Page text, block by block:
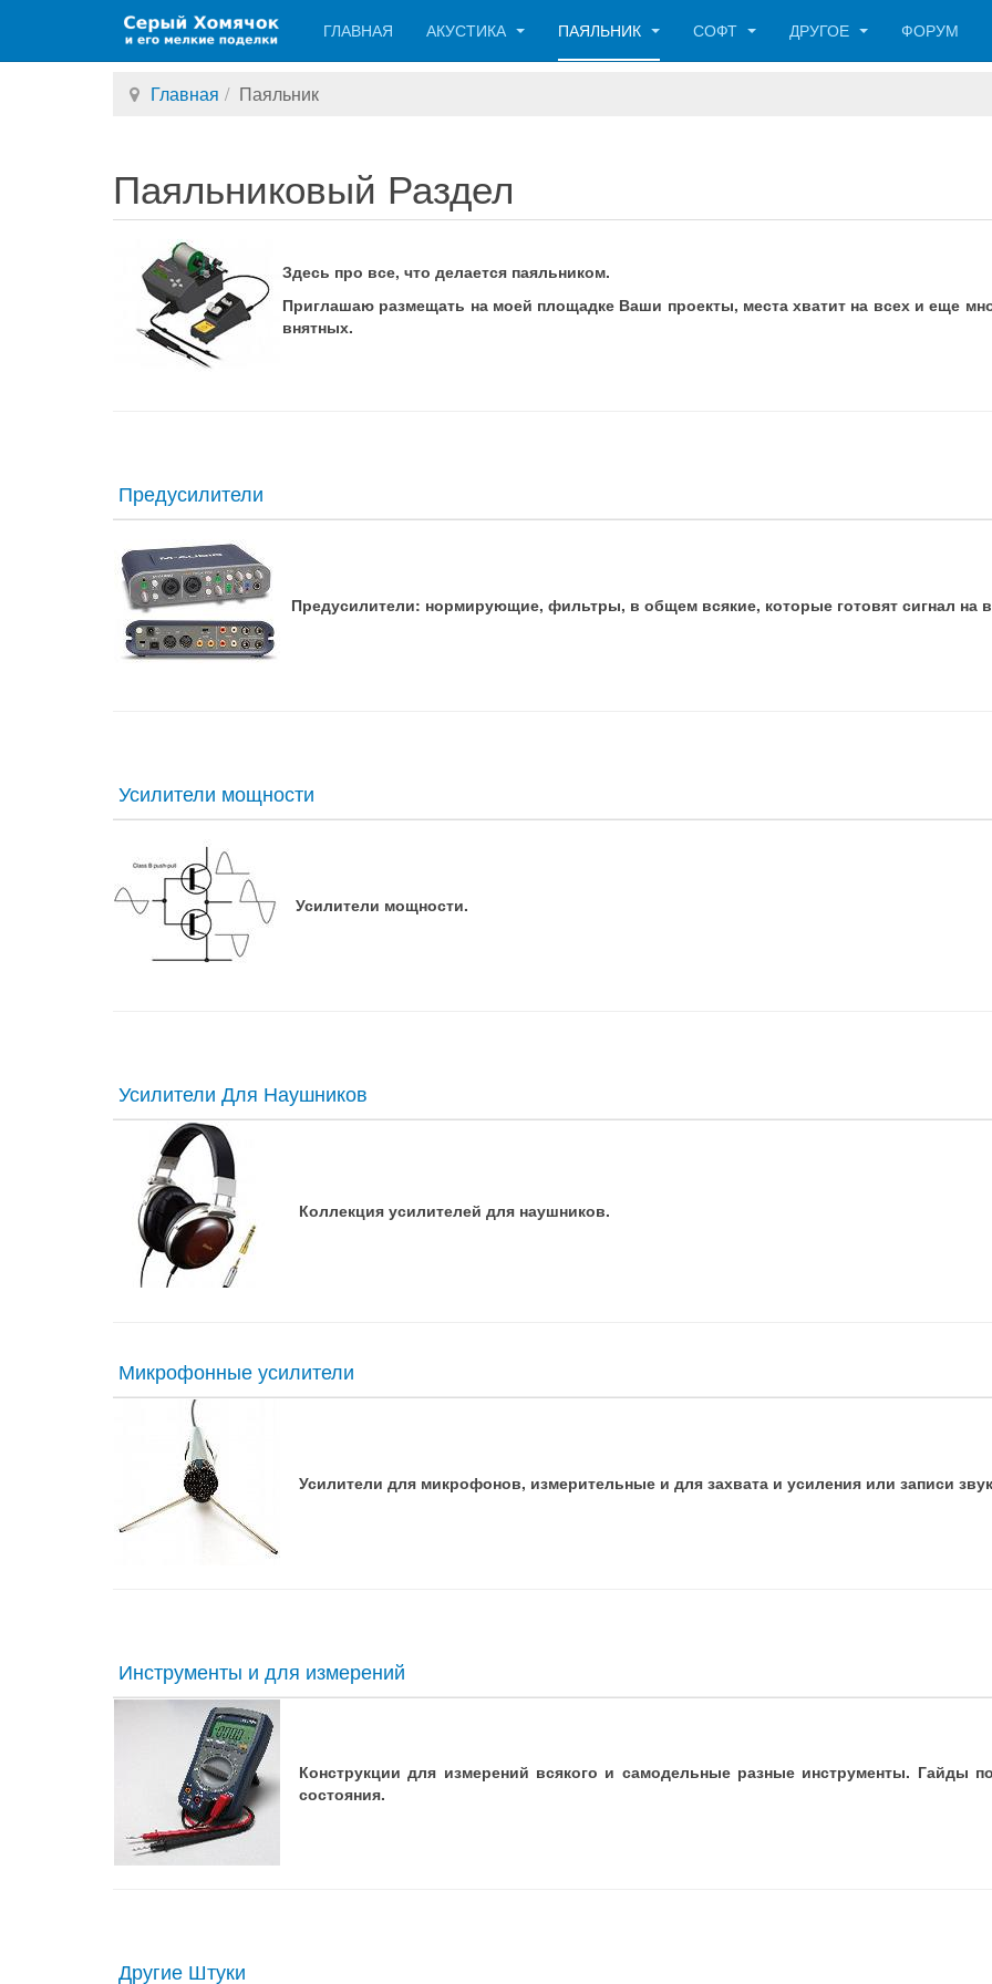
ГЛАВНАЯ АКУСТИКА ПАЯЛЬНИК СОФТ ДРУГОЕ ФОРУМ
Главная Паяльник
Паяльниковый Раздел
Здесь про все, что делается паяльником.
Приглашаю размещать на моей площадке Ваши проекты, места хватит на всех и еще
внятных.
Предусилители
Предусилители: нормирующие, фильтры, в общем всякие, которые готовят сигнал на
Усилители мощности
Усилители мощности.
Усилители Для Наушников
Коллекция усилителей для наушников.
Микрофонные усилители
Усилители для микрофонов, измерительные и для захвата и усиления или записи
Инструменты и для измерений
Конструкции для измерений всякого и самодельные разные инструменты. Гайды
состояния.
Другие Штуки